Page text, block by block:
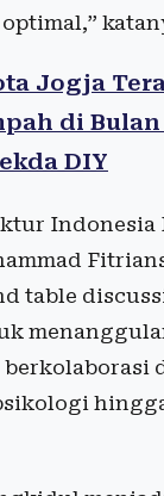
Jogja
di
DIY
Indonesia
table